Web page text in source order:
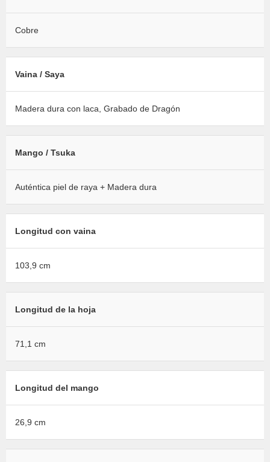
Cobre
Vaina / Saya
Madera dura con laca, Grabado de Dragón
Mango / Tsuka
Auténtica piel de raya + Madera dura
Longitud con vaina
103,9 cm
Longitud de la hoja
71,1 cm
Longitud del mango
26,9 cm